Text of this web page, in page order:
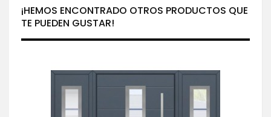
¡HEMOS ENCONTRADO OTROS PRODUCTOS QUE
TE PUEDEN GUSTAR!